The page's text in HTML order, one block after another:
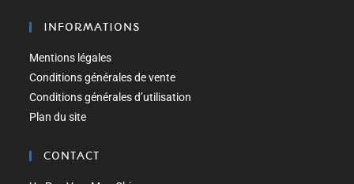
INFORMATIONS
Mentions légales
Conditions générales de vente
Conditions générales d’utilisation
Plan du site
CONTACT